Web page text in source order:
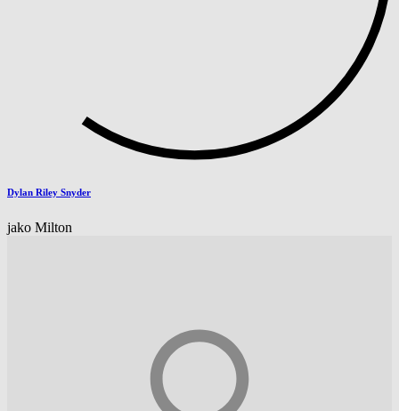
Dylan Riley Snyder
jako Milton